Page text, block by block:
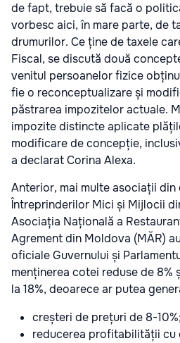
de fapt, trebuie să facă o
vorbesc aici, în mare parte, de
drumurilor. Ce ține de taxele
Fiscal, se discută două
venitul persoanelor fizice
fie o reconceptualizare și
păstrarea impozitelor actuale.
impozite distincte aplicate
modificare de concepție,
a declarat Corina Alexa.
Anterior, mai multe asociații din
Întreprinderilor Mici și Mijlocii
Asociația Națională a
Agrement din Moldova (MĂR)
oficiale Guvernului și
menținerea cotei reduse de 8%
la 18%, deoarece ar putea
creșteri de prețuri de 8-10%;
reducerea profitabilității cu